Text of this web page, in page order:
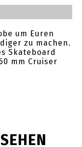
um Euren
zu machen.
Skateboard
mm Cruiser